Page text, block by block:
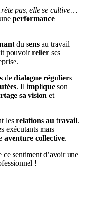
pas, elle se cultive…
performance
du sens au travail
pouvoirrelier ses
de dialogue réguliers
. Il implique son
sa vision et
les relations au travail.
exécutants mais
aventure collective.
ce sentiment d’avoir une
!